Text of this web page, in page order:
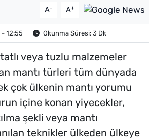
A- A+
12:55 Okunma Süresi: 3 Dk
veya tuzlu malzemeler
mantı türleri tüm dünyada
çok ülkenin mantı yorumu
içine konan yiyecekler,
şekli veya mantı
teknikler ülkeden ülkeye